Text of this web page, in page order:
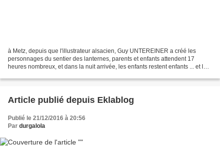
à Metz, depuis que l'illustrateur alsacien, Guy UNTEREINER a créé les
personnages du sentier des lanternes, parents et enfants attendent 17
heures nombreux, et dans la nuit arrivée, les enfants restent enfants ... et les
Article publié depuis Eklablog
Publié le 21/12/2016 à 20:56
Par durgalola